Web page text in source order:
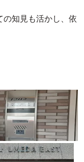
の知見も活かし、依